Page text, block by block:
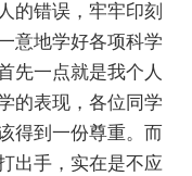
的错误，牢牢印刻
意地学好各项科学
先一点就是我个人
的表现，各位同学
得到一份尊重。而
出手，实在是不应